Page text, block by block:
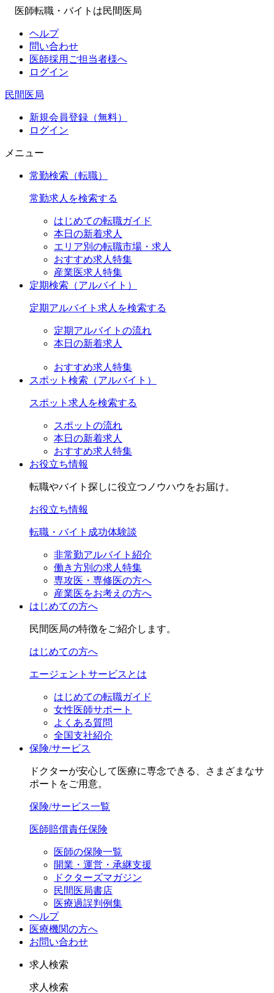
医師転職・バイトは民間医局
ヘルプ
問い合わせ
医師採用ご担当者様へ
ログイン
民間医局
新規会員登録（無料）
ログイン
メニュー
常勤検索 （転職）
常勤求人を検索する
はじめての転職ガイド
本日の新着求人
エリア別の転職市場・求人
おすすめ求人特集
産業医求人特集
定期検索 （アルバイト）
定期アルバイト求人を検索する
定期アルバイトの流れ
本日の新着求人
おすすめ求人特集
スポット検索 （アルバイト）
スポット求人を検索する
スポットの流れ
本日の新着求人
おすすめ求人特集
お役立ち情報
転職やバイト探しに役立つノウハウをお届け。
お役立ち情報
転職・バイト成功体験談
非常勤アルバイト紹介
働き方別の求人特集
専攻医・専修医の方へ
産業医をお考えの方へ
はじめての方へ
民間医局の特徴をご紹介します。
はじめての方へ
エージェントサービスとは
はじめての転職ガイド
女性医師サポート
よくある質問
全国支社紹介
保険/サービス
ドクターが安心して医療に専念できる、さまざまなサ
ポートをご用意。
保険/サービス一覧
医師賠償責任保険
医師の保険一覧
開業・運営・承継支援
ドクターズマガジン
民間医局書店
医療過誤判例集
ヘルプ
医療機関の方へ
お問い合わせ
求人検索
求人検索